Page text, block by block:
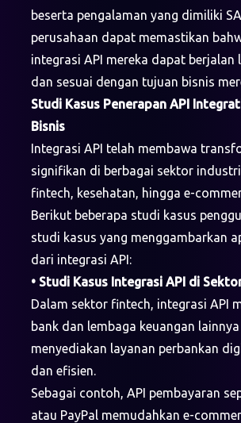
beserta pengalaman yang dimiliki
perusahaan dapat memastikan
integrasi API mereka dapat berjalan
dan sesuai dengan tujuan bisnis
Studi Kasus Penerapan API
Bisnis
Integrasi API telah membawa
signifikan di berbagai sektor
fintech, kesehatan, hingga e-
Berikut beberapa studi kasus
studi kasus yang menggambarkan
dari integrasi API:
• Studi Kasus Integrasi API di
Dalam sektor fintech, integrasi API
bank dan lembaga keuangan
menyediakan layanan perbankan
dan efisien.
Sebagai contoh, API pembayaran
atau PayPal memudahkan e-